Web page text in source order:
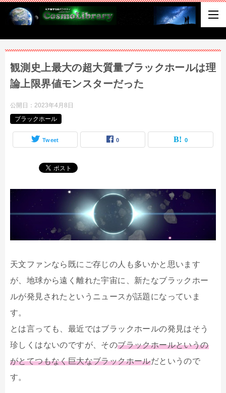
観測史上最大の超大質量ブラックホールは理
論上限界値モンスターだった
公開日： 2023年4月8日
ブラックホール
Tweet 0 0
天文ファンなら既にご存じの人も多いかと思います
が、地球から遠く離れた宇宙に、新たなブラックホー
ルが発見されたというニュースが話題になっていま
す。
とは言っても、最近ではブラックホールの発見はそう
珍しくはないのですが、そのブラックホールというの
がとてつもなく巨大なブラックホールだというので
す。